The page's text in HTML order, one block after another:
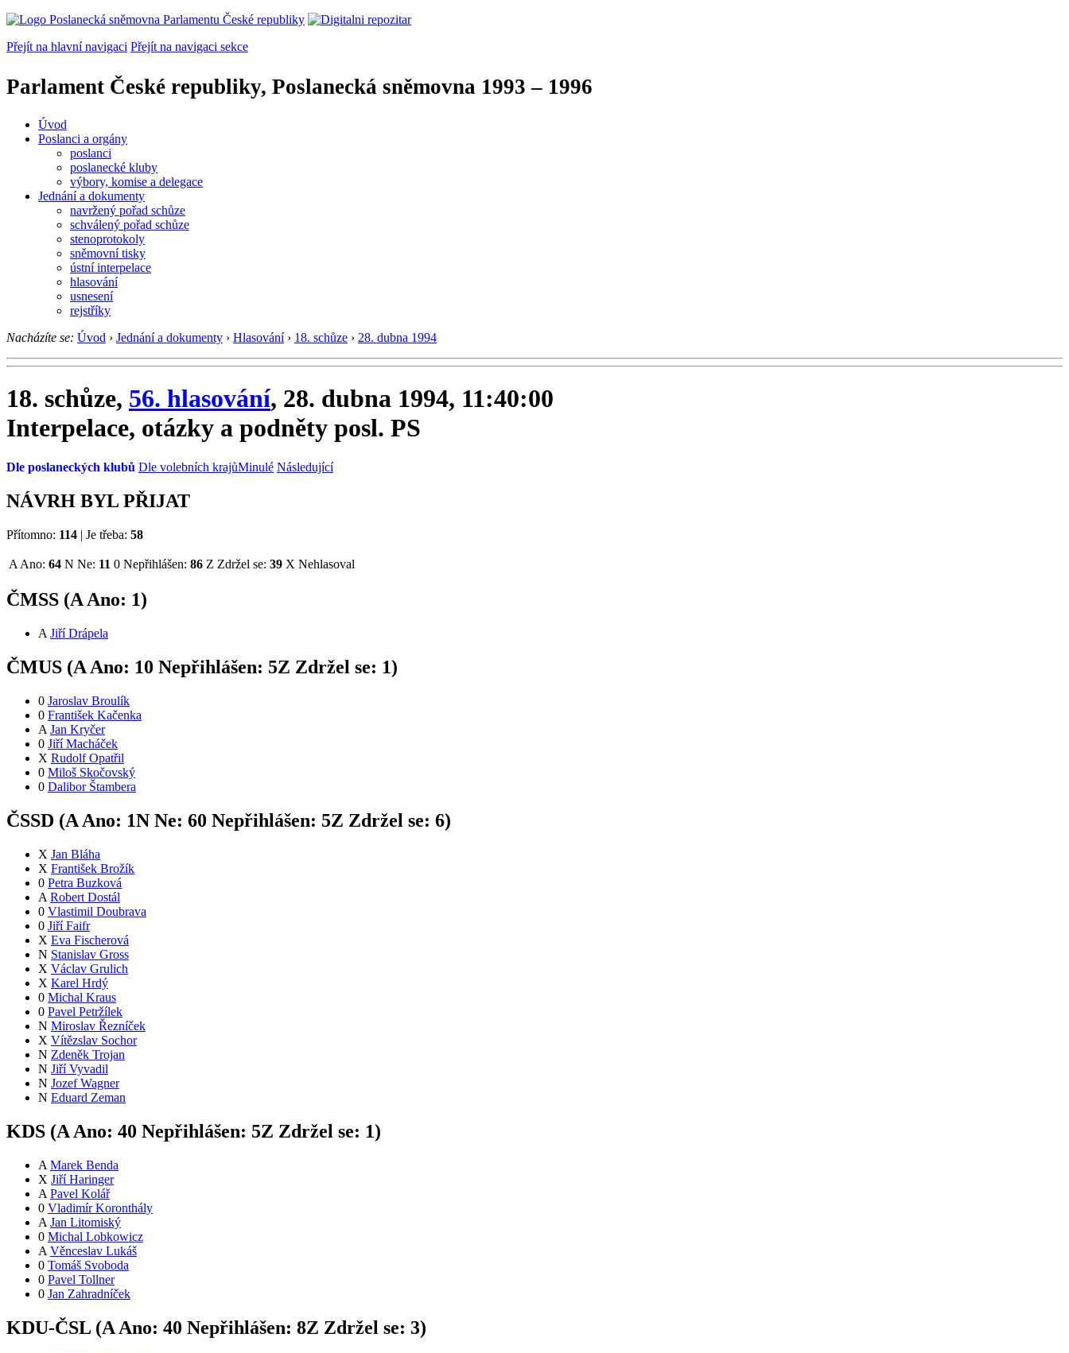
Přejít na hlavní navigaci Přejít na navigaci sekce
Parlament České republiky, Poslanecká sněmovna 1993 – 1996
Úvod
Poslanci a orgány
poslanci
poslanecké kluby
výbory, komise a delegace
Jednání a dokumenty
navržený pořad schůze
schválený pořad schůze
stenoprotokoly
sněmovní tisky
ústní interpelace
hlasování
usnesení
rejstříky
Nacházíte se: Úvod › Jednání a dokumenty › Hlasování › 18. schůze › 28. dubna 1994
18. schůze, 56. hlasování, 28. dubna 1994, 11:40:00
Interpelace, otázky a podněty posl. PS
Dle poslaneckých klubů Dle volebních krajůMinulé Následující
NÁVRH BYL PŘIJAT
Přítomno: 114 | Je třeba: 58
A Ano: 64 N Ne: 11 0 Nepřihlášen: 86 Z Zdržel se: 39 X Nehlasoval
ČMSS (AAno: 1)
A Jiří Drápela
ČMUS (AAno: 10 Nepřihlášen: 5Z Zdržel se: 1)
0 Jaroslav Broulík
0 František Kačenka
A Jan Kryčer
0 Jiří Macháček
X Rudolf Opatřil
0 Miloš Skočovský
0 Dalibor Štambera
ČSSD (A Ano: 1N Ne: 60 Nepřihlášen: 5Z Zdržel se: 6)
X Jan Bláha
X František Brožík
0 Petra Buzková
A Robert Dostál
0 Vlastimil Doubrava
0 Jiří Faifr
X Eva Fischerová
N Stanislav Gross
X Václav Grulich
X Karel Hrdý
0 Michal Kraus
0 Pavel Petržílek
N Miroslav Řezníček
X Vítězslav Sochor
N Zdeněk Trojan
N Jiří Vyvadil
N Jozef Wagner
N Eduard Zeman
KDS (A Ano: 40 Nepřihlášen: 5Z Zdržel se: 1)
A Marek Benda
X Jiří Haringer
A Pavel Kolář
0 Vladimír Koronthály
A Jan Litomiský
0 Michal Lobkowicz
A Věnceslav Lukáš
0 Tomáš Svoboda
0 Pavel Tollner
0 Jan Zahradníček
KDU-ČSL (A Ano: 40 Nepřihlášen: 8Z Zdržel se: 3)